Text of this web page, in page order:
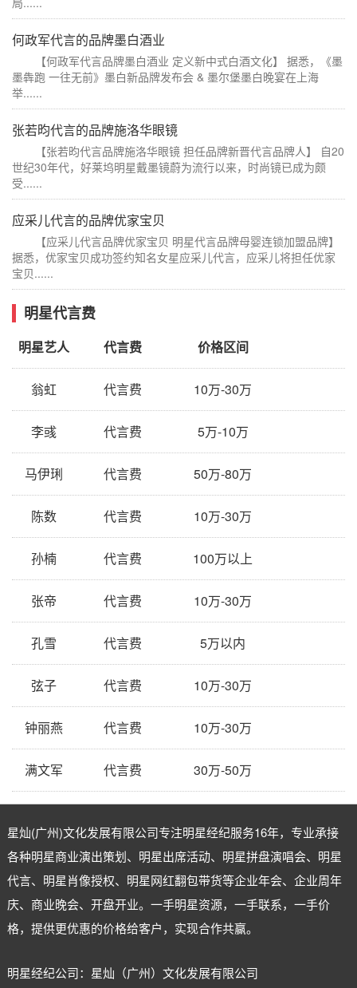
何政军代言的品牌墨白酒业
【何政军代言品牌墨白酒业 定义新中式白酒文化】 据悉，《墨
墨犇跑 一往无前》墨白新品牌发布会 & 墨尔堡墨白晚宴在上海
举......
张若昀代言的品牌施洛华眼镜
【张若昀代言品牌施洛华眼镜 担任品牌新晋代言品牌人】 自20
世纪30年代，好莱坞明星戴墨镜蔚为流行以来，时尚镜已成为颇
受......
应采儿代言的品牌优家宝贝
【应采儿代言品牌优家宝贝 明星代言品牌母婴连锁加盟品牌】
据悉，优家宝贝成功签约知名女星应采儿代言，应采儿将担任优家
宝贝......
明星代言费
明星艺人 代言费 价格区间
翁虹 代言费 10万-30万
李彧 代言费 5万-10万
马伊琍 代言费 50万-80万
陈数 代言费 10万-30万
孙楠 代言费 100万以上
张帝 代言费 10万-30万
孔雪 代言费 5万以内
弦子 代言费 10万-30万
钟丽燕 代言费 10万-30万
满文军 代言费 30万-50万
星灿(广州)文化发展有限公司专注明星经纪服务16年，专业承接
各种明星商业演出策划、明星出席活动、明星拼盘演唱会、明星
代言、明星肖像授权、明星网红翻包带货等企业年会、企业周年
庆、商业晚会、开盘开业。一手明星资源，一手联系，一手价
格，提供更优惠的价格给客户，实现合作共赢。
明星经纪公司：星灿（广州）文化发展有限公司